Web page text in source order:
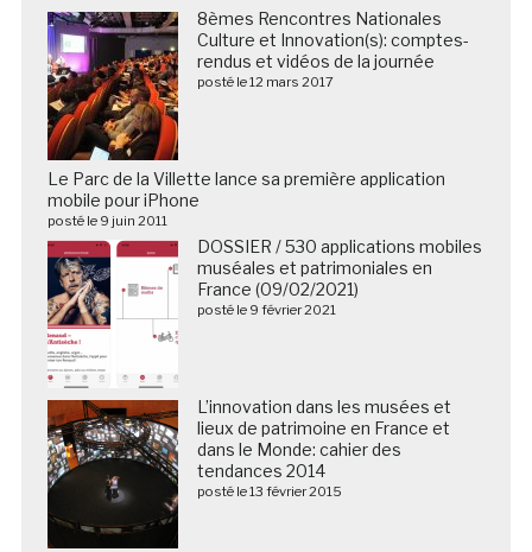
8èmes Rencontres Nationales
Culture et Innovation(s): comptes-
rendus et vidéos de la journée
posté le 12 mars 2017
Le Parc de la Villette lance sa première application
mobile pour iPhone
posté le 9 juin 2011
DOSSIER / 530 applications mobiles
muséales et patrimoniales en
France (09/02/2021)
posté le 9 février 2021
L’innovation dans les musées et
lieux de patrimoine en France et
dans le Monde: cahier des
tendances 2014
posté le 13 février 2015